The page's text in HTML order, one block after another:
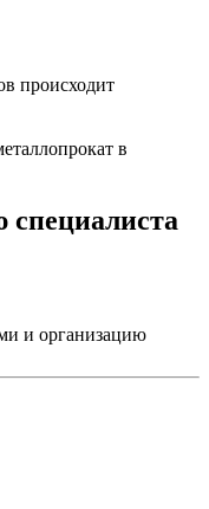
происходит
в
специалиста
и организацию